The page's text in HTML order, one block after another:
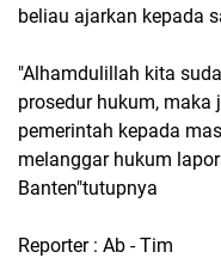
beliau ajarkan kepada
"Alhamdulillah kita
prosedur hukum,
pemerintah kepada
melanggar hukum
Banten"tutupnya
Reporter : Ab - Tim